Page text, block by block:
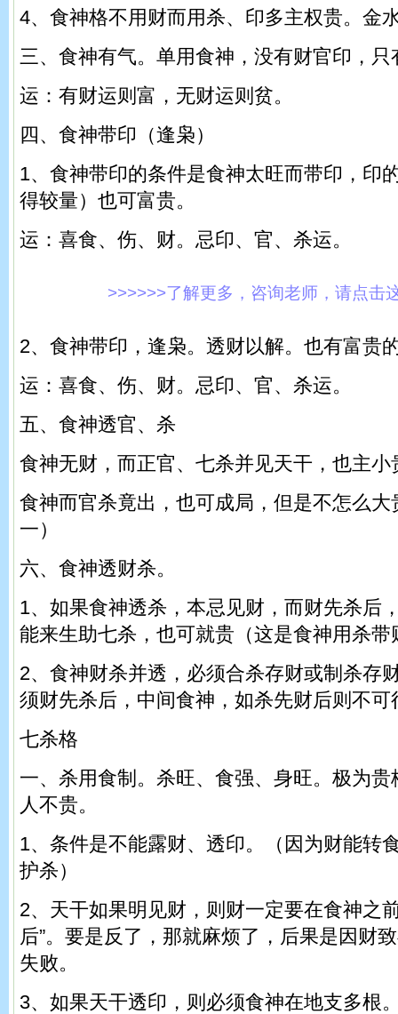
4、食神格不用财而用杀、印多主权贵。金
三、食神有气。单用食神，没有财官印，只
运：有财运则富，无财运则贫。
四、食神带印（逢枭）
1、食神带印的条件是食神太旺而带印，印
得较量）也可富贵。
运：喜食、伤、财。忌印、官、杀运。
>>>>>>了解更多，咨询老师，请点击
2、食神带印，逢枭。透财以解。也有富贵
运：喜食、伤、财。忌印、官、杀运。
五、食神透官、杀
食神无财，而正官、七杀并见天干，也主小
食神而官杀竟出，也可成局，但是不怎么
一）
六、食神透财杀。
1、如果食神透杀，本忌见财，而财先杀后
能来生助七杀，也可就贵（这是食神用杀带
2、食神财杀并透，必须合杀存财或制杀存
须财先杀后，中间食神，如杀先财后则不可
七杀格
一、杀用食制。杀旺、食强、身旺。极为
人不贵。
1、条件是不能露财、透印。（因为财能转
护杀）
2、天干如果明见财，则财一定要在食神之
后”。要是反了，那就麻烦了，后果是因财
失败。
3、如果天干透印，则必须食神在地支多根